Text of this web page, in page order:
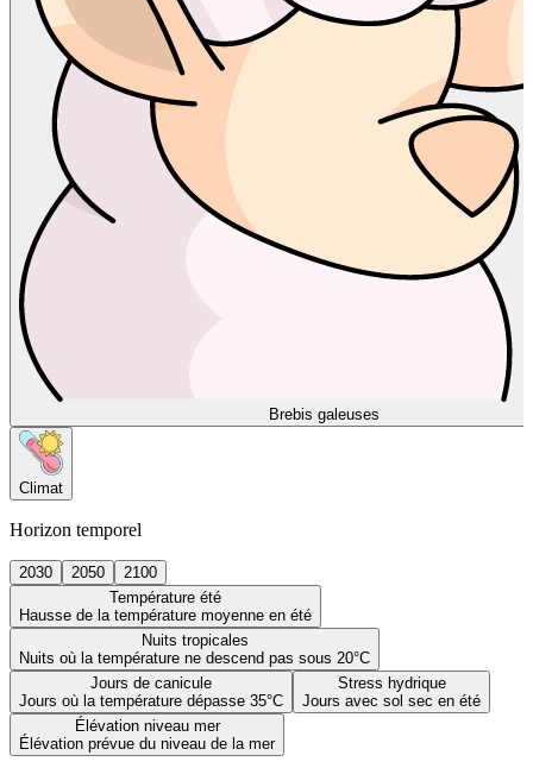
Brebis galeuses
Climat
Horizon temporel
2030 2050
2100
Température été
Hausse de la température moyenne en été
Nuits tropicales
Nuits où la température ne descend pas sous 20°C
Jours de canicule
Jours où la température dépasse 35°C
Stress hydrique
Jours avec sol sec en été
Élévation niveau mer
Élévation prévue du niveau de la mer